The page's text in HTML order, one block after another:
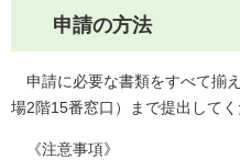
申請の方法
申請に必要な書類をすべて揃
場2階15番窓口）まで提出してく
《注意事項》